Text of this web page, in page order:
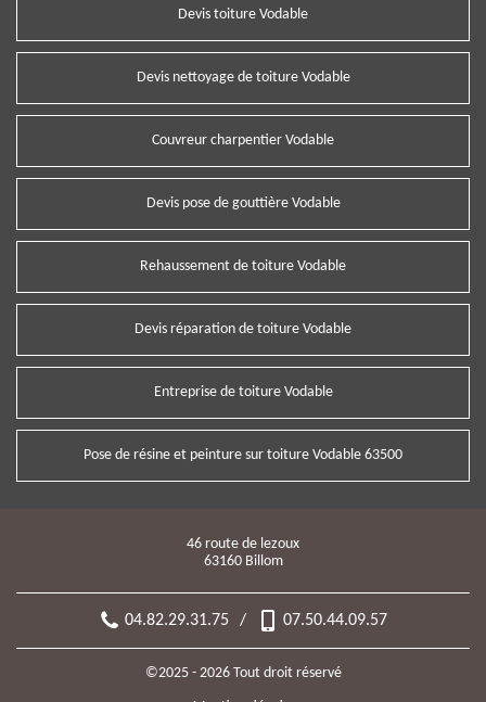
Devis toiture Vodable
Devis nettoyage de toiture Vodable
Couvreur charpentier Vodable
Devis pose de gouttière Vodable
Rehaussement de toiture Vodable
Devis réparation de toiture Vodable
Entreprise de toiture Vodable
Pose de résine et peinture sur toiture Vodable 63500
46 route de lezoux
63160 Billom
04.82.29.31.75 / 07.50.44.09.57
©2025 - 2026 Tout droit réservé